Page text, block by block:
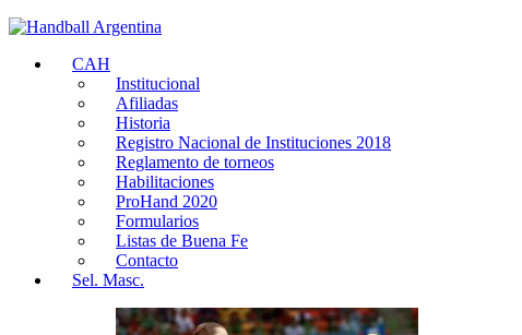
CAH
Institucional
Afiliadas
Historia
Registro Nacional de Instituciones 2018
Reglamento de torneos
Habilitaciones
ProHand 2020
Formularios
Listas de Buena Fe
Contacto
Sel. Masc.